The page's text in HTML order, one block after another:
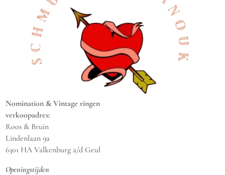
Nomination & Vintage ringen
verkoopadres:
Roos & Bruin
Lindenlaan 9a
6301 HA Valkenburg a/d Geul
Openingstijden